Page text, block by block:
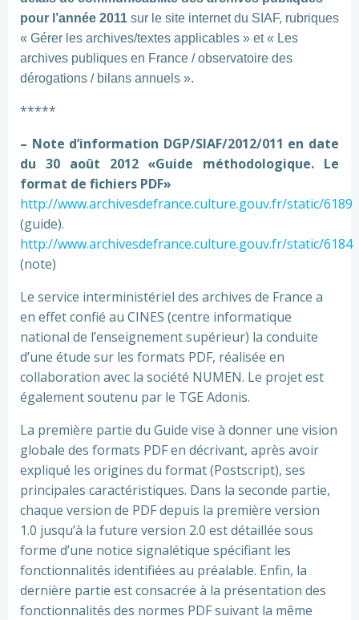
pour l’année 2011 sur le site internet du SIAF, rubriques
« Gérer les archives/textes applicables » et « Les
archives publiques en France / observatoire des
dérogations / bilans annuels ».
*****
– Note d’information DGP/SIAF/2012/011 en date
du 30 août 2012 «Guide méthodologique. Le
format de fichiers PDF»
http://www.archivesdefrance.culture.gouv.fr/static/6189
(guide).
http://www.archivesdefrance.culture.gouv.fr/static/6184
(note)
Le service interministériel des archives de France a
en effet confié au CINES (centre informatique
national de l’enseignement supérieur) la conduite
d’une étude sur les formats PDF, réalisée en
collaboration avec la société NUMEN. Le projet est
également soutenu par le TGE Adonis.
La première partie du Guide vise à donner une vision
globale des formats PDF en décrivant, après avoir
expliqué les origines du format (Postscript), ses
principales caractéristiques. Dans la seconde partie,
chaque version de PDF depuis la première version
1.0 jusqu’à la future version 2.0 est détaillée sous
forme d’une notice signalétique spécifiant les
fonctionnalités identifiées au préalable. Enfin, la
dernière partie est consacrée à la présentation des
fonctionnalités des normes PDF suivant la même